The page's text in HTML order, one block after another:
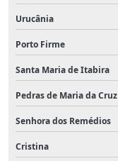
Urucânia
Porto Firme
Santa Maria de Itabira
Pedras de Maria da Cruz
Senhora dos Remédios
Cristina